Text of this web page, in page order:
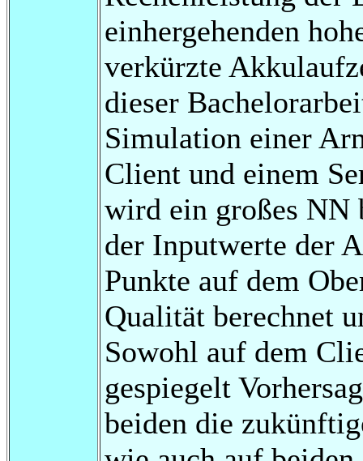
einhergehenden
verkürzte
dieser
Simulation einer
Client und einem
wird ein großes NN
der Inputwerte der
Punkte auf dem
Qualität berechnet
Sowohl auf dem
gespiegelt
beiden die